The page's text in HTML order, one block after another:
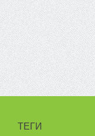
ТЕГИ